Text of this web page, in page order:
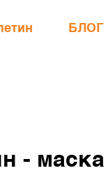
БЛОГ
- маска